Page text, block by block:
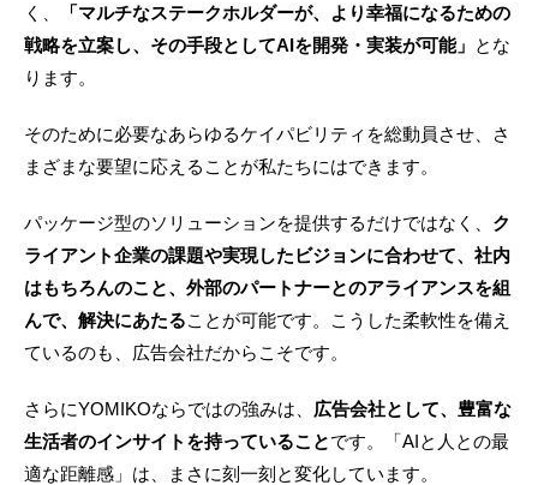
く、
「マルチなステークホルダーが、より幸福になるための
戦略を立案し、その手段としてAIを開発・実装が可能」 とな
ります。
そのために必要なあらゆるケイパビリティを総動員させ、さ
まざまな要望に応えることが私たちにはできます。
パッケージ型のソリューションを提供するだけではなく、 ク
ライアント企業の課題や実現したビジョンに合わせて、社内
はもちろんのこと、外部のパートナーとのアライアンスを組
んで、解決にあたることが可能です。こうした柔軟性を備え
ているのも、広告会社だからこそです。
さらにYOMIKOならではの強みは、 広告会社として、豊富な
生活者のインサイトを持っていることです。「AIと人との最
適な距離感」は、まさに刻一刻と変化しています。